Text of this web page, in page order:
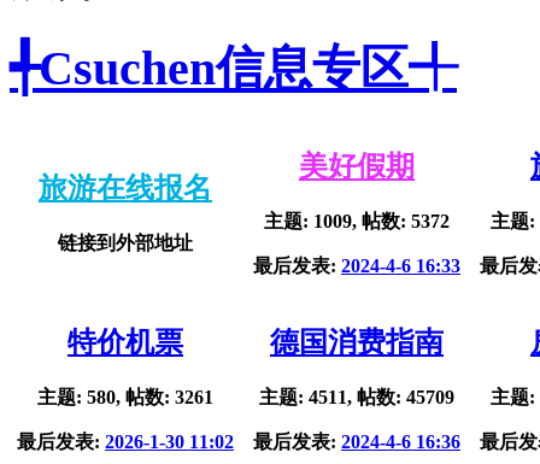
╃Csuchen信息专区╃
旅游在线报名
链接到外部地址
美好假期
主题: 1009, 帖数: 5372
最后发表: 2024-4-6 16:33
主题:
最后
特价机票
主题: 580, 帖数: 3261
最后发表: 2026-1-30 11:02
德国消费指南
主题: 4511, 帖数: 45709
最后发表: 2024-4-6 16:36
主题:
最后